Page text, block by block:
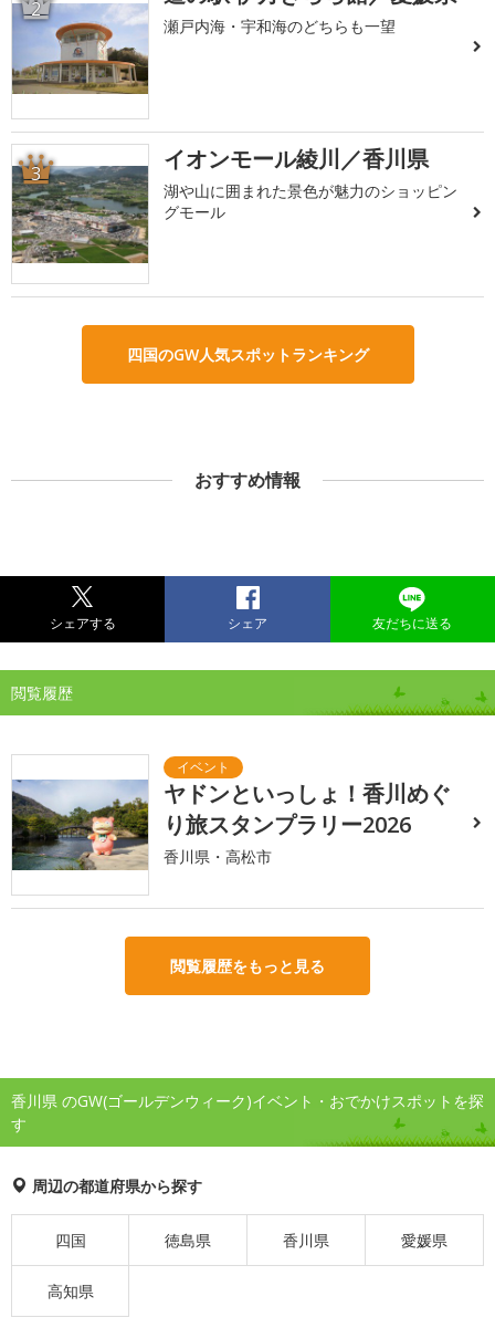
2
瀬戸内海・宇和海のどちらも一望
3 イオンモール綾川／香川県
湖や山に囲まれた景色が魅力のショッピン
グモール
四国のGW人気スポットランキング
おすすめ情報
シェアする シェア 友だちに送る
閲覧履歴
ヤドンといっしょ！香川めぐ
り旅スタンプラリー2026
香川県・高松市
閲覧履歴をもっと見る
香川県 のGW(ゴールデンウィーク)イベント・おでかけスポットを探
す
周辺の都道府県から探す
四国 徳島県 香川県 愛媛県
高知県